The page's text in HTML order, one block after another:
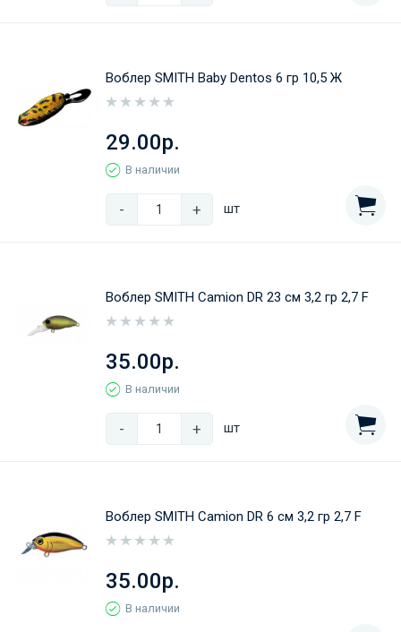
Воблер SMITH Baby Dentos 6 гр 10,5 Ж
29.00р.
В наличии
- + шт
Воблер SMITH Camion DR 23 cм 3,2 гр 2,7 F
35.00р.
В наличии
- + шт
Воблер SMITH Camion DR 6 cм 3,2 гр 2,7 F
35.00р.
В наличии